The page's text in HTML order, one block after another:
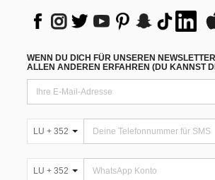
WENN DU DICH FÜR UNSEREN
ALLEN ANDEREN ERFAHREN (DU KANNST
LU + 352
LU + 352